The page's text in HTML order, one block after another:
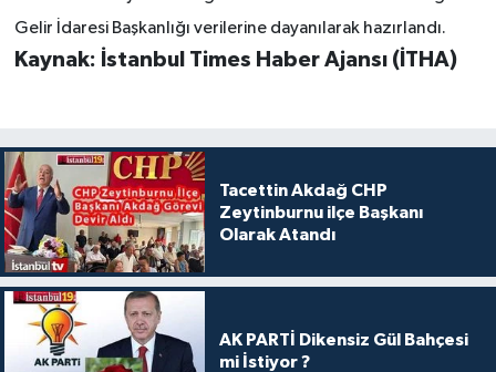
Gelir İdaresi Başkanlığı verilerine dayanılarak hazırlandı.
Kaynak: İstanbul Times Haber Ajansı (İTHA)
Tacettin Akdağ CHP
Zeytinburnu ilçe Başkanı
Olarak Atandı
AK PARTİ Dikensiz Gül Bahçesi
mi İstiyor ?